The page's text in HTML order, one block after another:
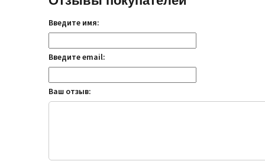
Введите имя:
Введите email:
Ваш отзыв: